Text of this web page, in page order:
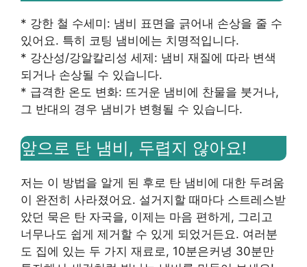
* 강한 철 수세미: 냄비 표면을 긁어내 손상을 줄 수
있어요. 특히 코팅 냄비에는 치명적입니다.
* 강산성/강알칼리성 세제: 냄비 재질에 따라 변색
되거나 손상될 수 있습니다.
* 급격한 온도 변화: 뜨거운 냄비에 찬물을 붓거나,
그 반대의 경우 냄비가 변형될 수 있습니다.
앞으로 탄 냄비, 두렵지 않아요!
저는 이 방법을 알게 된 후로 탄 냄비에 대한 두려움
이 완전히 사라졌어요. 설거지할 때마다 스트레스받
았던 묵은 탄 자국을, 이제는 마음 편하게, 그리고
너무나도 쉽게 제거할 수 있게 되었거든요. 여러분
도 집에 있는 두 가지 재료로, 10분은커녕 30분만